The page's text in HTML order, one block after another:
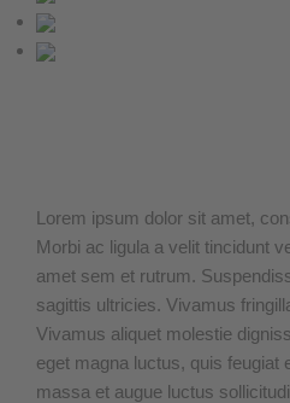
Lorem ipsum dolor sit amet,
Morbi ac ligula a velit tincidunt
amet sem et rutrum.
sagittis ultricies. Vivamus
Vivamus aliquet molestie
eget magna luctus, quis feugiat
massa et augue luctus